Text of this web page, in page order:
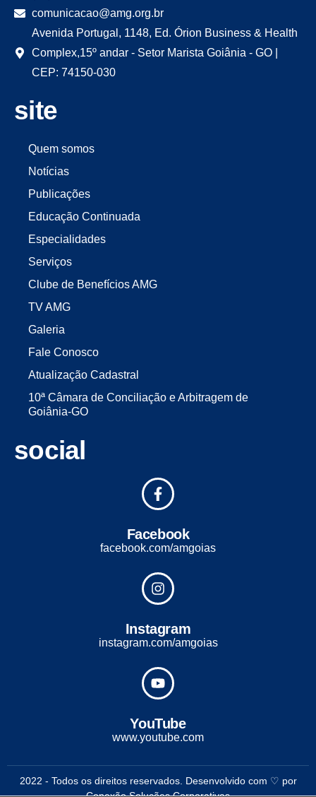
comunicacao@amg.org.br
Avenida Portugal, 1148, Ed. Órion Business & Health
Complex,15º andar - Setor Marista Goiânia - GO |
CEP: 74150-030
site
Quem somos
Notícias
Publicações
Educação Continuada
Especialidades
Serviços
Clube de Benefícios AMG
TV AMG
Galeria
Fale Conosco
Atualização Cadastral
10ª Câmara de Conciliação e Arbitragem de
Goiânia-GO
social
Facebook
facebook.com/amgoias
Instagram
instagram.com/amgoias
YouTube
www.youtube.com
2022 - Todos os direitos reservados. Desenvolvido com ♡ por